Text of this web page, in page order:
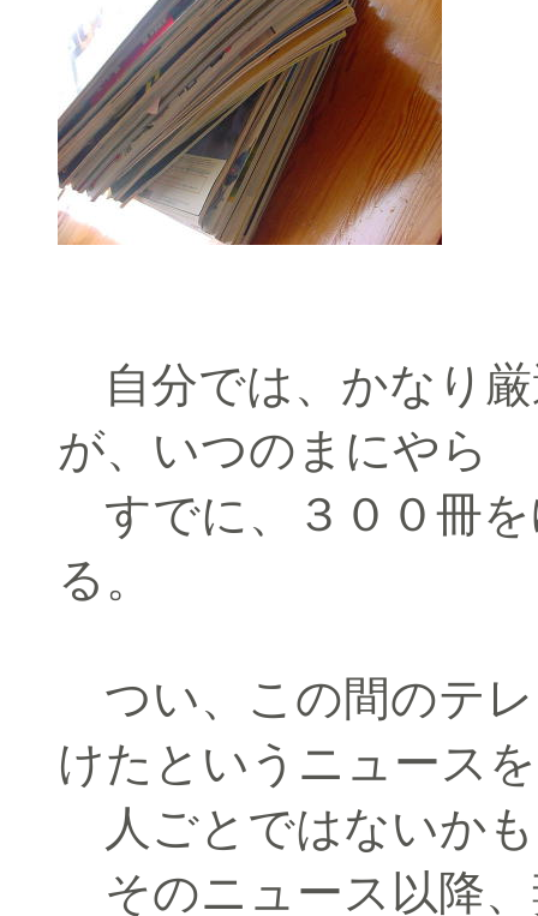
自分では、かなり
が、いつのまにやら
すでに、３００冊
る。
つい、この間のテ
けたというニュース
人ごとではないか
そのニュース以降